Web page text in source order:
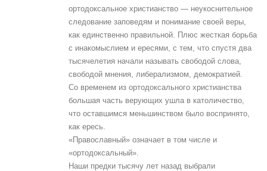
ортодоксальное христианство — неукоснительное
следование заповедям и понимание своей веры,
как единственно правильной. Плюс жесткая борьба
с инакомыслием и ересями, с тем, что спустя два
тысячелетия начали называть свободой слова,
свободой мнения, либерализмом, демократией.
Со временем из ортодоксального христианства
большая часть верующих ушла в католичество,
что оставшимся меньшинством было воспринято,
как ересь.
«Православный» означает в том числе и
«ортодоксальный».
Наши предки тысячу лет назад выбрали